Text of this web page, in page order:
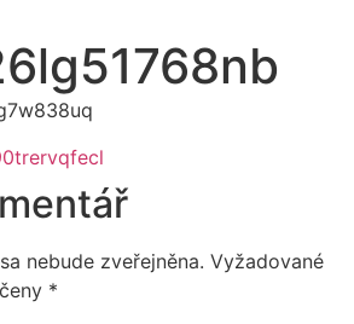
nebude zveřejněna. Vyžadované
*